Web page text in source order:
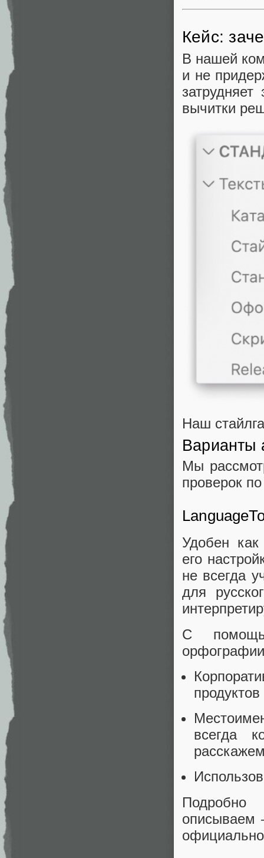
Кейс:
В нашей
и не
вычитки
Наш
Варианты
Мы
проверок
Удобен как
его
не всегда
для
С
всегда
Подробно
описываем